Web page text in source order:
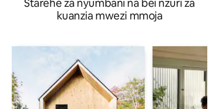
Starehe za nyumbani na bei nzuri za
kuanzia mwezi mmoja